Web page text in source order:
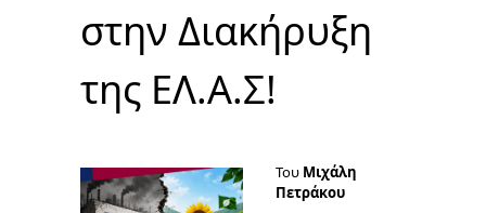
στην Διακήρυξη
της ΕΛ.Α.Σ!
Του Μιχάλη
Πετράκου